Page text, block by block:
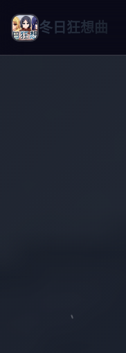
冬日狂想曲